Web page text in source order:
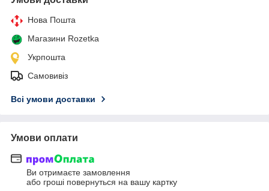
Нова Пошта
Магазини Rozetka
Укрпошта
Самовивіз
Всі умови доставки
Умови оплати
Ви отримаєте замовлення
або гроші повернуться на вашу картку